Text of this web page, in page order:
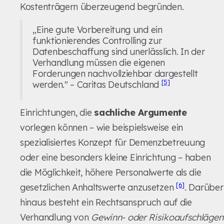
Kostenträgern überzeugend begründen.
„Eine gute Vorbereitung und ein
funktionierendes Controlling zur
Datenbeschaffung sind unerlässlich. In der
Verhandlung müssen die eigenen
Forderungen nachvollziehbar dargestellt
werden." – Caritas Deutschland[5]
Einrichtungen, die sachliche Argumente
vorlegen können – wie beispielsweise ein
spezialisiertes Konzept für Demenzbetreuung
oder eine besonders kleine Einrichtung – haben
die Möglichkeit, höhere Personalwerte als die
gesetzlichen Anhaltswerte anzusetzen [6]. Darüber
hinaus besteht ein Rechtsanspruch auf die
Verhandlung von Gewinn- oder Risikoaufschlägen